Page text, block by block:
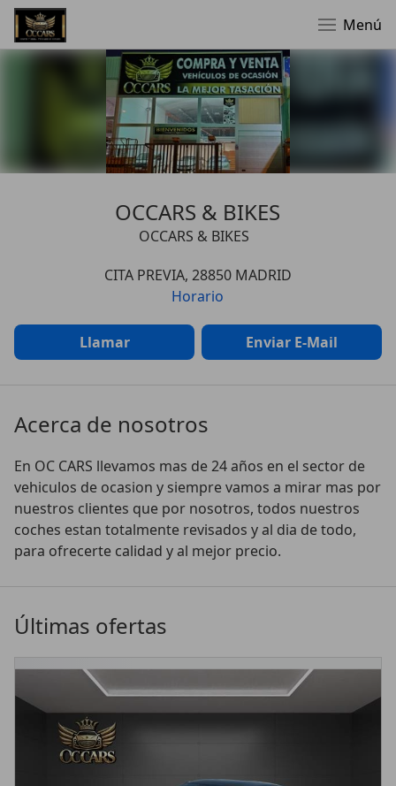
Menú
OCCARS & BIKES
OCCARS & BIKES
CITA PREVIA, 28850 MADRID
Horario
Llamar Enviar E-Mail
Acerca de nosotros
En OC CARS llevamos mas de 24 años en el sector de
vehiculos de ocasion y siempre vamos a mirar mas por
nuestros clientes que por nosotros, todos nuestros
coches estan totalmente revisados y al dia de todo,
para ofrecerte calidad y al mejor precio.
Últimas ofertas